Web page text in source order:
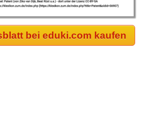
bei eduki.com kaufen